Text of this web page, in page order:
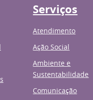
Serviços
Atendimento
Ação Social
Ambiente e
Sustentabilidade
Comunicação